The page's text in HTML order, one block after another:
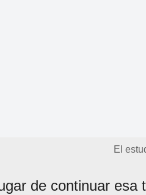
El
de continuar esa